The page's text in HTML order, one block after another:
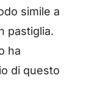
simile a
pastiglia.
ha
di questo